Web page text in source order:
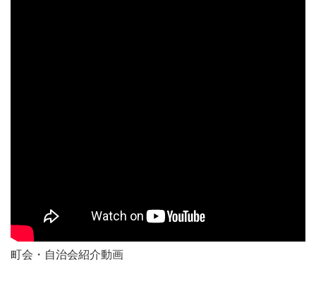
町会・自治会紹介動画